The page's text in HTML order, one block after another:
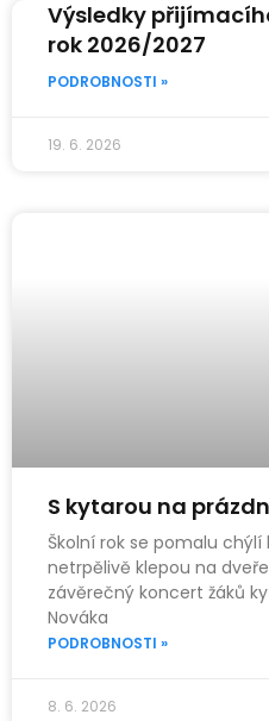
Výsledky
rok 2026/2027
PODROBNOSTI »
19. 6. 2026
S kytarou na
Školní rok se pomalu
netrpělivě klepou na
závěrečný koncert žáků
Nováka
PODROBNOSTI »
8. 6. 2026